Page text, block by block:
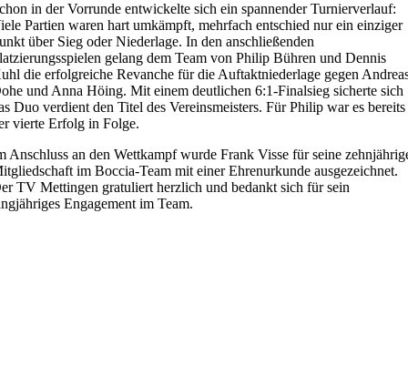
in der Vorrunde entwickelte sich ein spannender Turnierverlauf:
Partien waren hart umkämpft, mehrfach entschied nur ein einziger
über Sieg oder Niederlage. In den anschließenden
gelang dem Team von Philip Bühren und Dennis
die erfolgreiche Revanche für die Auftaktniederlage gegen
und Anna Höing. Mit einem deutlichen 6:1-Finalsieg sicherte sich
Duo verdient den Titel des Vereinsmeisters. Für Philip war es bereits
vierte Erfolg in Folge.
Anschluss an den Wettkampf wurde Frank Visse für seine
im Boccia-Team mit einer Ehrenurkunde ausgezeichnet.
TV Mettingen gratuliert herzlich und bedankt sich für sein
Engagement im Team.